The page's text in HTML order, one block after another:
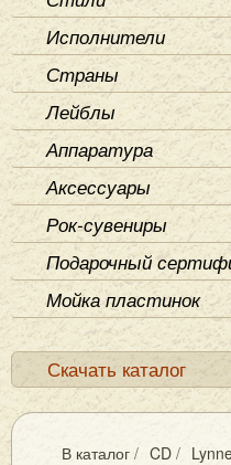
Исполнители
Страны
Лейблы
Аппаратура
Аксессуары
Рок-сувениры
Подарочный
Мойка пластинок
Скачать каталог
В каталог / CD /